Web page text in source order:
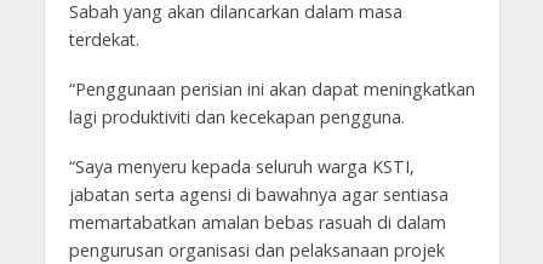
Sabah yang akan dilancarkan dalam masa
terdekat.
“Penggunaan perisian ini akan dapat meningkatkan
lagi produktiviti dan kecekapan pengguna.
“Saya menyeru kepada seluruh warga KSTI,
jabatan serta agensi di bawahnya agar sentiasa
memartabatkan amalan bebas rasuah di dalam
pengurusan organisasi dan pelaksanaan projek